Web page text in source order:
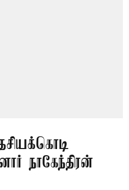
நாகேந்திரன்